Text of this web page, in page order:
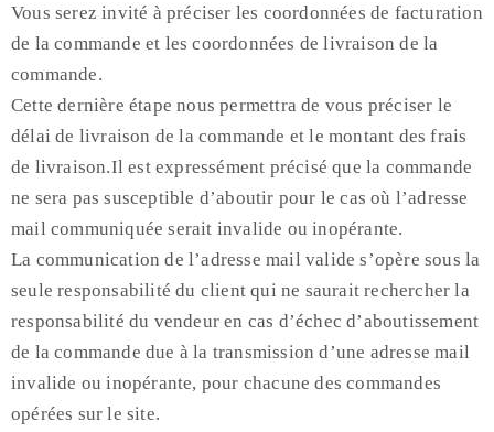
Vous serez invité à préciser les coordonnées de facturation
de la commande et les coordonnées de livraison de la
commande.
Cette dernière étape nous permettra de vous préciser le
délai de livraison de la commande et le montant des frais
de livraison.Il est expressément précisé que la commande
ne sera pas susceptible d’aboutir pour le cas où l’adresse
mail communiquée serait invalide ou inopérante.
La communication de l’adresse mail valide s’opère sous la
seule responsabilité du client qui ne saurait rechercher la
responsabilité du vendeur en cas d’échec d’aboutissement
de la commande due à la transmission d’une adresse mail
invalide ou inopérante, pour chacune des commandes
opérées sur le site.